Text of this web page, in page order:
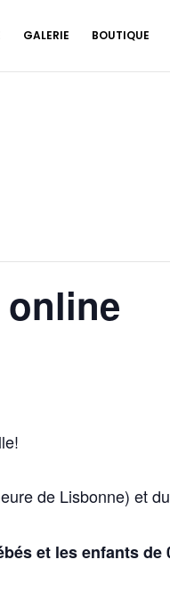
GALERIE BOUTIQUE
online
!
de Lisbonne)et
et les enfants de